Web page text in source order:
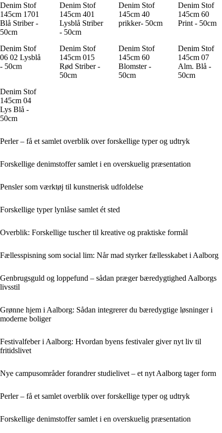
Denim Stof
145cm 1701
Blå Striber -
50cm
Denim Stof
145cm 401
Lysblå Striber
- 50cm
Denim Stof
145cm 40
prikker- 50cm
Denim Stof
145cm 60
Print - 50cm
Denim Stof
06 02 Lysblå
- 50cm
Denim Stof
145cm 015
Rød Striber -
50cm
Denim Stof
145cm 60
Blomster -
50cm
Denim Stof
145cm 07
Alm. Blå -
50cm
Denim Stof
145cm 04
Lys Blå -
50cm
Perler – få et samlet overblik over forskellige typer og udtryk
Forskellige denimstoffer samlet i en overskuelig præsentation
Pensler som værktøj til kunstnerisk udfoldelse
Forskellige typer lynlåse samlet ét sted
Overblik: Forskellige tuscher til kreative og praktiske formål
Fællesspisning som social lim: Når mad styrker fællesskabet i Aalborg
Genbrugsguld og loppefund – sådan præger bæredygtighed Aalborgs
livsstil
Grønne hjem i Aalborg: Sådan integrerer du bæredygtige løsninger i
moderne boliger
Festivalfeber i Aalborg: Hvordan byens festivaler giver nyt liv til
fritidslivet
Nye campusområder forandrer studielivet – et nyt Aalborg tager form
Perler – få et samlet overblik over forskellige typer og udtryk
Forskellige denimstoffer samlet i en overskuelig præsentation